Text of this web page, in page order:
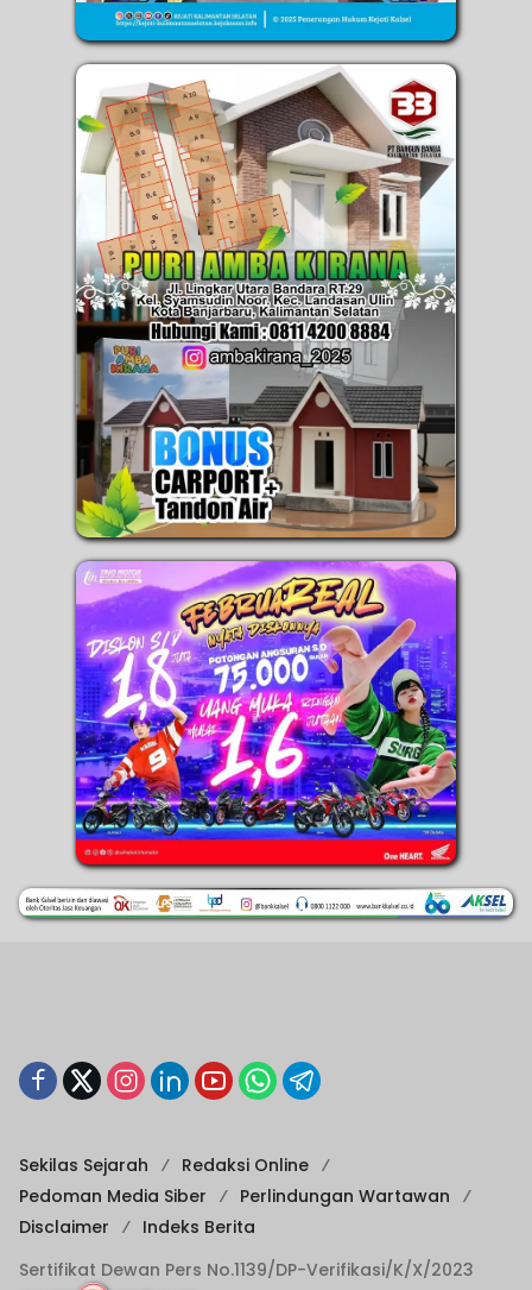
Sekilas Sejarah
Redaksi Online
Pedoman Media Siber
Perlindungan Wartawan
Disclaimer
Indeks Berita
Sertifikat Dewan Pers No.1139/DP-Verifikasi/K/X/2023